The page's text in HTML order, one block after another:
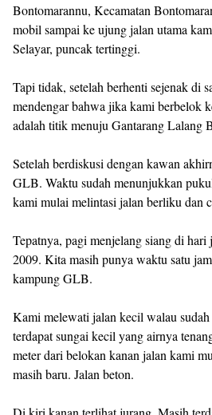
Bontomarannu, Kecamatan
mobil sampai ke ujung jalan utama
Selayar, puncak tertinggi.
Tapi tidak, setelah berhenti sejenak di
mendengar bahwa jika kami berbelok
adalah titik menuju Gantarang Lalang
Setelah berdiskusi dengan kawan
GLB. Waktu sudah menunjukkan
kami mulai melintasi jalan berliku dan
Tepatnya, pagi menjelang siang di
2009. Kita masih punya waktu satu
kampung GLB.
Kami melewati jalan kecil walau
terdapat sungai kecil yang airnya
meter dari belokan kanan jalan kami
masih baru. Jalan beton.